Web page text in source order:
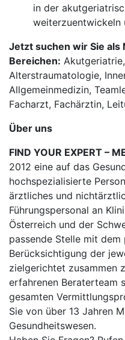
in der
weiterzuentwickeln
Jetzt suchen wir Sie als
Bereichen:
Alterstraumatologie,
Allgemeinmedizin,
Facharzt, Fachärztin,
Über uns
FIND YOUR EXPERT –
2012 eine auf das
hochspezialisierte
ärztliches und
Führungspersonal an
Österreich und der
passende Stelle mit dem
Berücksichtigung der
zielgerichtet zusammen
erfahrenen Beraterteam
gesamten
Sie von über 13 Jahren
Gesundheitswesen.